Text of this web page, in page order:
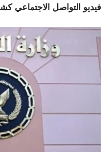
فيديو التواصل الاجتماعي